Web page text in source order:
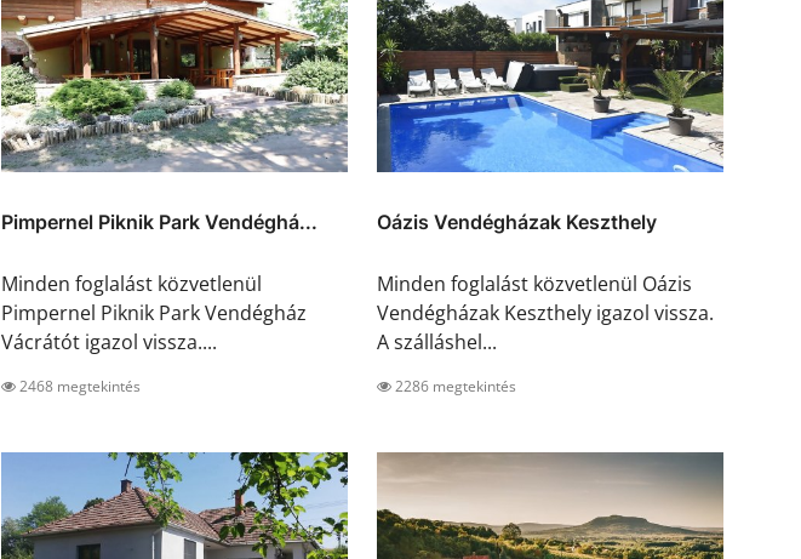
Pimpernel Piknik Park Vendéghá...
Minden foglalást közvetlenül
Pimpernel Piknik Park Vendégház
Vácrátót igazol vissza....
2468 megtekintés
Oázis Vendégházak Keszthely
Minden foglalást közvetlenül Oázis
Vendégházak Keszthely igazol vissza.
A szálláshel...
2286 megtekintés